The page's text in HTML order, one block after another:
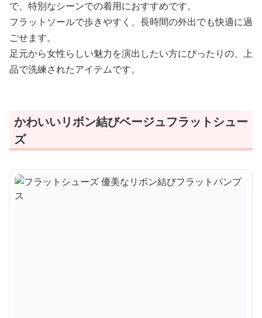
で、特別なシーンでの着用におすすめです。
フラットソールで歩きやすく、長時間の外出でも快適に過
ごせます。
足元から女性らしい魅力を演出したい方にぴったりの、上
品で洗練されたアイテムです。
かわいいリボン結びベージュフラットシュー
ズ